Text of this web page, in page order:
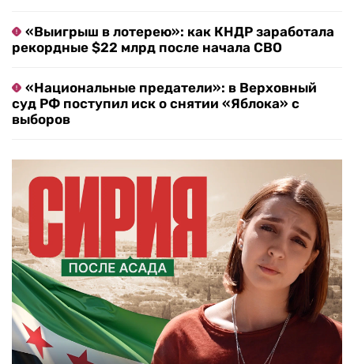
«Выигрыш в лотерею»: как КНДР заработала
рекордные $22 млрд после начала СВО
«Национальные предатели»: в Верховный
суд РФ поступил иск о снятии «Яблока» с
выборов